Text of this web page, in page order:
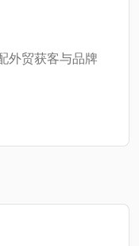
外贸获客与品牌